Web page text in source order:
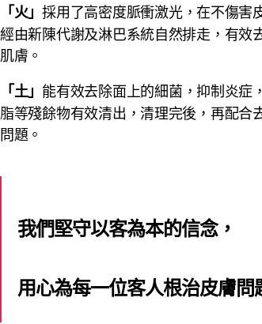
「火」採用了高密度脈衝激光，在不傷害
經由新陳代謝及淋巴系統自然排走，有
肌膚。
「土」 能有效去除面上的細菌，抑制炎症
脂等殘餘物有效清出，清理完後，再配
問題。
我們堅守以客為本的信念，
用心為每一位客人根治皮膚問